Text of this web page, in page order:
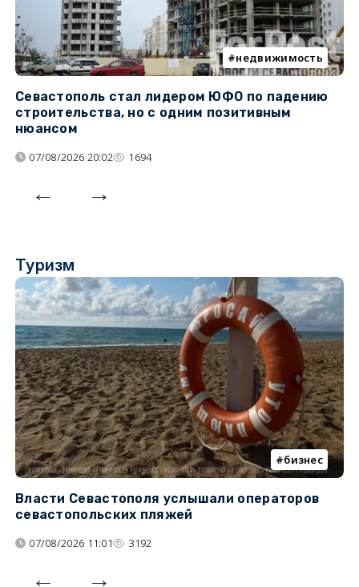
недвижимость
Севастополь стал лидером ЮФО по падению
строительства, но с одним позитивным
нюансом
07/08/2026 20:02 1694
Туризм
бизнес
Власти Севастополя услышали операторов
севастопольских пляжей
07/08/2026 11:01 3192